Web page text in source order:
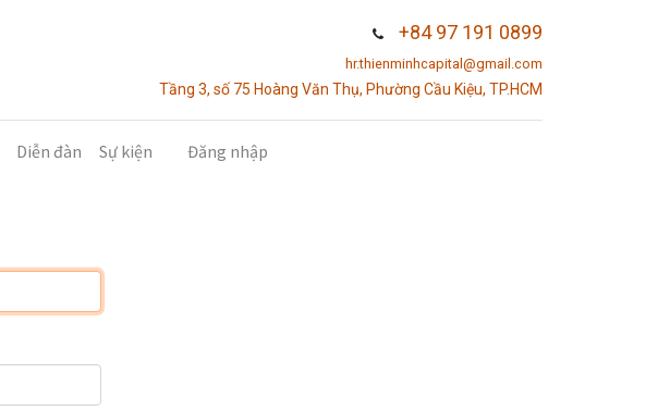
+84 97 191 0899
hr.thienminhcapital@gmail.com
Tầng 3, số 75 Hoàng Văn Thụ, Phường Cầu Kiệu, TP.HCM
Diễn đàn Sự kiện Đăng nhập